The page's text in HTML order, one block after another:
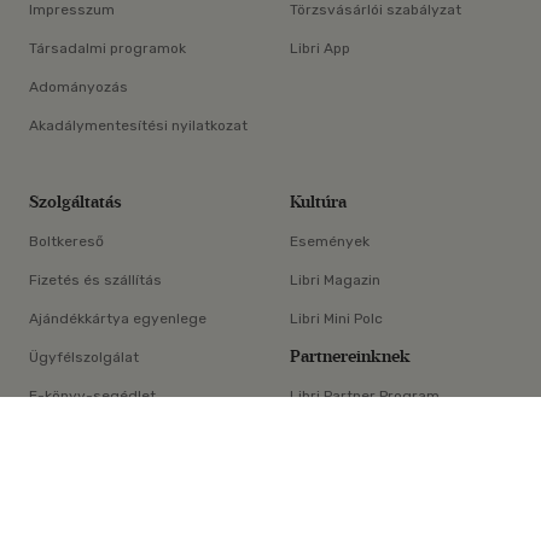
×
Impresszum
Társadalmi programok
Adományozás
Akadálymentesítési nyilatkozat
Törzsvásárlói szabályzat
Libri App
Szolgáltatás
Boltkereső
Fizetés és szállítás
Ajándékkártya egyenlege
Ügyfélszolgálat
E-könyv-segédlet
Kultúra
Események
Libri Magazin
Libri Mini Polc
Partnereinknek
Libri Partner Program